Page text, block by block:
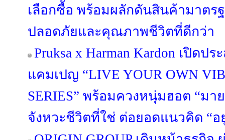
เลือกซื้อ พร้อมผลักดันสินค้ามาตร
ปลอดภัยและคุณภาพชีวิตที่ดีกว่า
Pruksa x Harman Kardon เปิด
แคมเปญ “LIVE YOUR OWN
SERIES” พร้อมควงหนุ่มฮอต “ม
จังหวะชีวิตที่ใช่ ต่อยอดแนวคิด “อ